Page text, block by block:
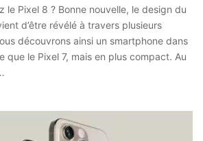
le Pixel 8 ? Bonne nouvelle, le design du
d’être révélé à travers plusieurs
découvrons ainsi un smartphone dans
que le Pixel 7, mais en plus compact. Au